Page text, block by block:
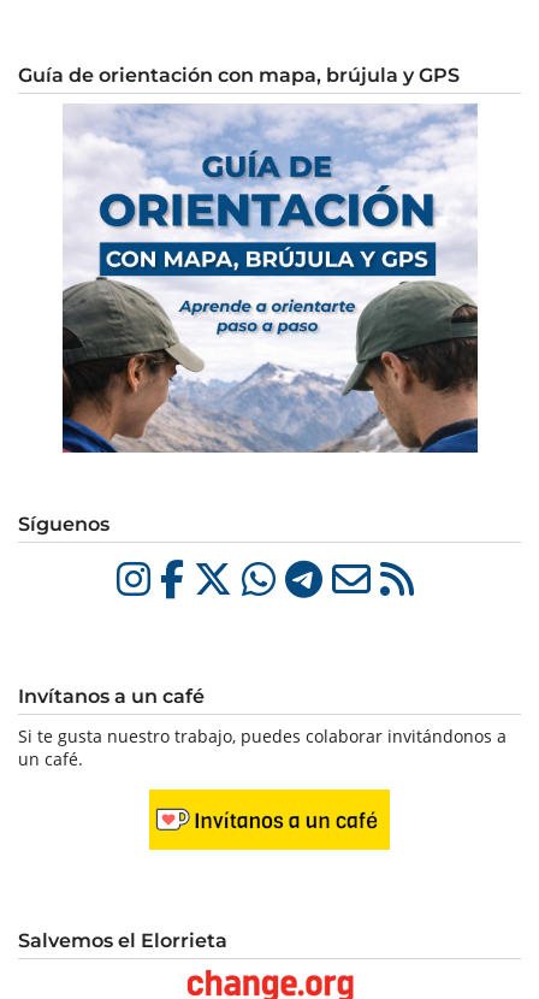
Guía de orientación con mapa, brújula y GPS
Síguenos
Invítanos a un café
Si te gusta nuestro trabajo, puedes colaborar invitándonos a
un café.
Salvemos el Elorrieta